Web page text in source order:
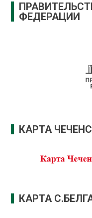
ФЕДЕРАЦИИ
КАРТА
КАРТА